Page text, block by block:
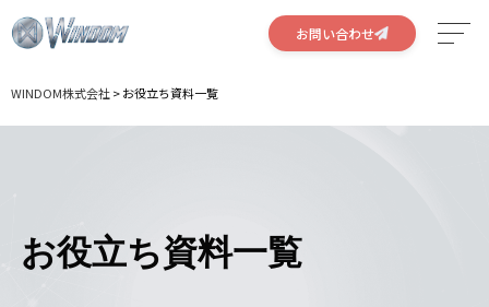
お問い合わせ
サービス
会社概要
WINDOM株式会社>お役立ち資料一覧
お役立ち資料一覧